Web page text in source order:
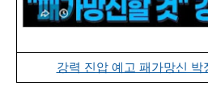
강력 진압 예고 패가망신